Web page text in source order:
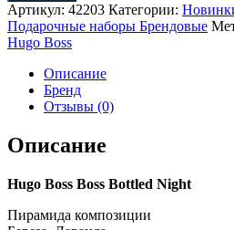
3
в
1
Boss
люкс
Артикул: 42203 Категории:
Подарочные наборы Брендовые
Hugo Boss
Описание
Бренд
Отзывы (0)
Описание
Hugo Boss Boss Bottled Night
Пирамида композиции